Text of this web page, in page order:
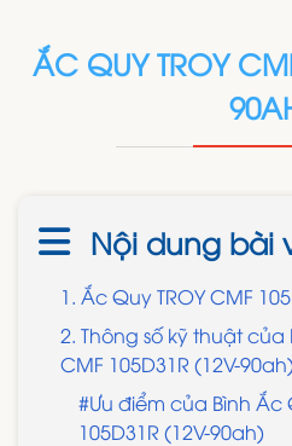
ẮC QUY TROY
Nội dung bài
1. Ắc Quy TROY CMF
2. Thông số kỹ thuật của
CMF 105D31R (12V-
#Ưu điểm của Bình Ắc
105D31R (12V-90ah)